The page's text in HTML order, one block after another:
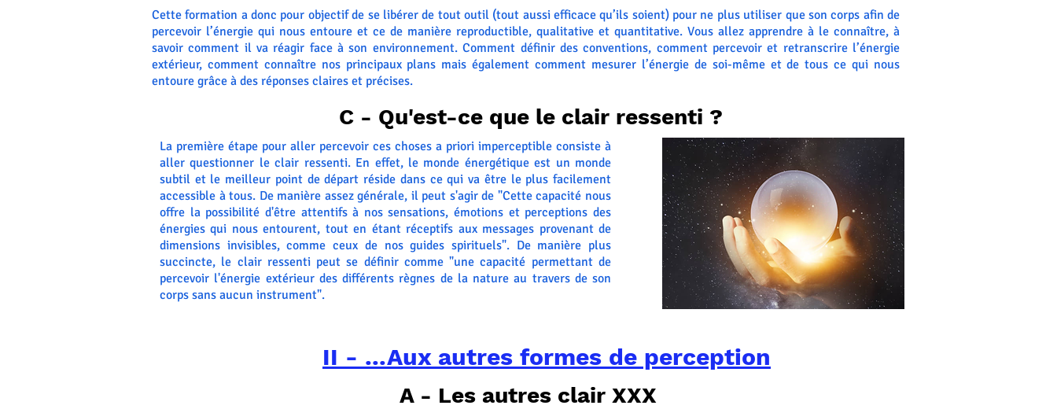
Cette formation a donc pour objectif de se libérer de tout outil (tout aussi efficace qu’ils soient) pour ne plus utiliser que son corps afin de
percevoir l’énergie qui nous entoure et ce de manière reproductible, qualitative et quantitative. Vous allez apprendre à le connaître, à
savoir comment il va réagir face à son environnement. Comment définir des conventions, comment percevoir et retranscrire l’énergie
extérieur, comment connaître nos principaux plans mais également comment mesurer l’énergie de soi-même et de tous ce qui nous
entoure grâce à des réponses claires et précises.
C - Qu'est-ce que le clair ressenti ?
La première étape pour aller percevoir ces choses a priori imperceptible consiste à
aller questionner le clair ressenti. En effet, le monde énergétique est un monde
subtil et le meilleur point de départ réside dans ce qui va être le plus facilement
accessible à tous. De manière assez générale, il peut s'agir de "Cette capacité nous
offre la possibilité d'être attentifs à nos sensations, émotions et perceptions des
énergies qui nous entourent, tout en étant réceptifs aux messages provenant de
dimensions invisibles, comme ceux de nos guides spirituels". De manière plus
succincte, le clair ressenti peut se définir comme "une capacité permettant de
percevoir l'énergie extérieur des différents règnes de la nature au travers de son
corps sans aucun instrument".
II - ...Aux autres formes de perception
A - Les autres clair XXX